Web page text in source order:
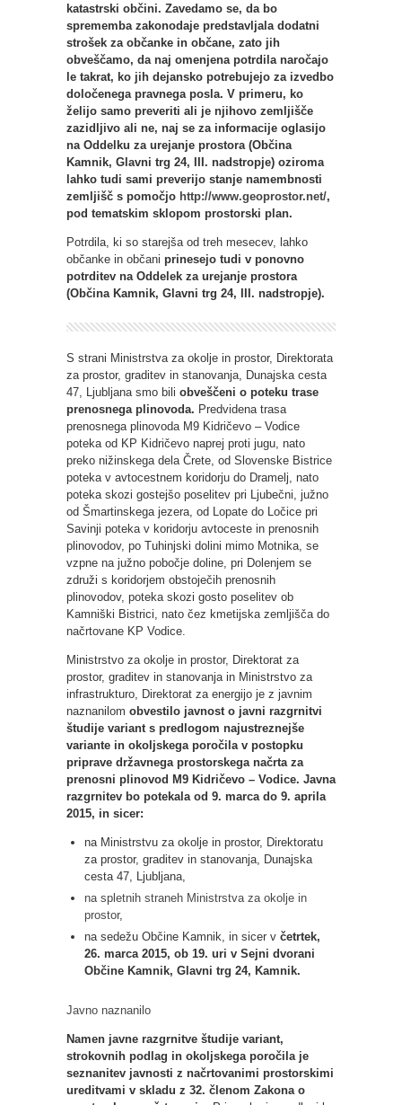
katastrski občini. Zavedamo se, da bo
sprememba zakonodaje predstavljala dodatni
strošek za občanke in občane, zato jih
obveščamo, da naj omenjena potrdila naročajo
le takrat, ko jih dejansko potrebujejo za izvedbo
določenega pravnega posla. V primeru, ko
želijo samo preveriti ali je njihovo zemljišče
zazidljivo ali ne, naj se za informacije oglasijo
na Oddelku za urejanje prostora (Občina
Kamnik, Glavni trg 24, III. nadstropje) oziroma
lahko tudi sami preverijo stanje namembnosti
zemljišč s pomočjo http://www.geoprostor.net/,
pod tematskim sklopom prostorski plan.
Potrdila, ki so starejša od treh mesecev, lahko
občanke in občani prinesejo tudi v ponovno
potrditev na Oddelek za urejanje prostora
(Občina Kamnik, Glavni trg 24, III. nadstropje).
S strani Ministrstva za okolje in prostor, Direktorata
za prostor, graditev in stanovanja, Dunajska cesta
47, Ljubljana smo bili obveščeni o poteku trase
prenosnega plinovoda. Predvidena trasa
prenosnega plinovoda M9 Kidričevo – Vodice
poteka od KP Kidričevo naprej proti jugu, nato
preko nižinskega dela Črete, od Slovenske Bistrice
poteka v avtocestnem koridorju do Dramelj, nato
poteka skozi gostejšo poselitev pri Ljubečni, južno
od Šmartinskega jezera, od Lopate do Ločice pri
Savinji poteka v koridorju avtoceste in prenosnih
plinovodov, po Tuhinjski dolini mimo Motnika, se
vzpne na južno pobočje doline, pri Dolenjem se
združi s koridorjem obstoječih prenosnih
plinovodov, poteka skozi gosto poselitev ob
Kamniški Bistrici, nato čez kmetijska zemljišča do
načrtovane KP Vodice.
Ministrstvo za okolje in prostor, Direktorat za
prostor, graditev in stanovanja in Ministrstvo za
infrastrukturo, Direktorat za energijo je z javnim
naznanilom obvestilo javnost o javni razgrnitvi
študije variant s predlogom najustreznejše
variante in okoljskega poročila v postopku
priprave državnega prostorskega načrta za
prenosni plinovod M9 Kidričevo – Vodice. Javna
razgrnitev bo potekala od 9. marca do 9. aprila
2015, in sicer:
na Ministrstvu za okolje in prostor, Direktoratu
za prostor, graditev in stanovanja, Dunajska
cesta 47, Ljubljana,
na spletnih straneh Ministrstva za okolje in
prostor,
na sedežu Občine Kamnik, in sicer v četrtek,
26. marca 2015, ob 19. uri v Sejni dvorani
Občine Kamnik, Glavni trg 24, Kamnik.
Javno naznanilo
Namen javne razgrnitve študije variant,
strokovnih podlag in okoljskega poročila je
seznanitev javnosti z načrtovanimi prostorskimi
ureditvami v skladu z 32. členom Zakona o